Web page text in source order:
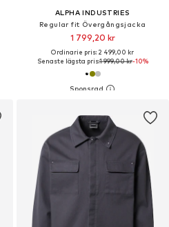
ALPHA INDUSTRIES
Regular fit Övergångsjacka
1 799,20 kr
Ordinarie pris: 2 499,00 kr
Senaste lägsta pris:1 999,00 kr-10%